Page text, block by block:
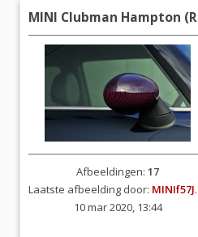
MINI Clubman Hampton (R55)
Afbeeldingen: 17
Laatste afbeelding door: MINIf57JCW
10 mar 2020, 13:44